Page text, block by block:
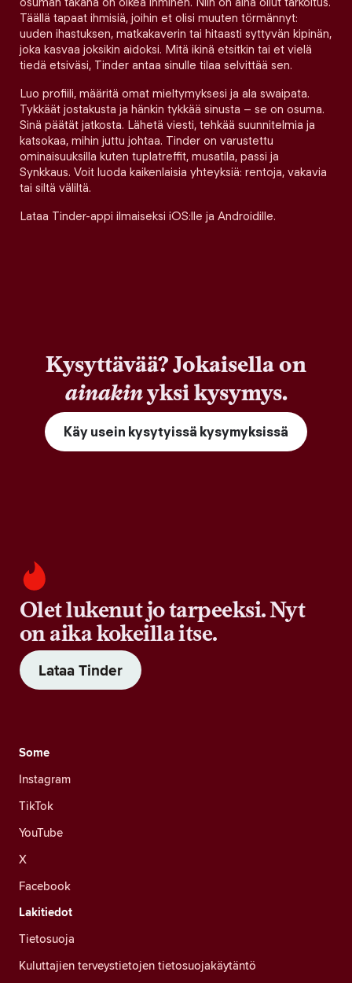
Täällä tapaat ihmisiä, joihin et olisi muuten törmännyt:
uuden ihastuksen, matkakaverin tai hitaasti syttyvän kipinän,
joka kasvaa joksikin aidoksi. Mitä ikinä etsitkin tai et vielä
tiedä etsiväsi, Tinder antaa sinulle tilaa selvittää sen.
Luo profiili, määritä omat mieltymyksesi ja ala swaipata.
Tykkäät jostakusta ja hänkin tykkää sinusta – se on osuma.
Sinä päätät jatkosta. Lähetä viesti, tehkää suunnitelmia ja
katsokaa, mihin juttu johtaa. Tinder on varustettu
ominaisuuksilla kuten tuplatreffit, musatila, passi ja
Synkkaus. Voit luoda kaikenlaisia yhteyksiä: rentoja, vakavia
tai siltä väliltä.
Lataa Tinder-appi ilmaiseksi iOS:lle ja Androidille.
Kysyttävää? Jokaisella on
ainakinyksi kysymys.
Käy usein kysytyissä kysymyksissä
Olet lukenut jo tarpeeksi. Nyt
on aika kokeilla itse.
Lataa Tinder
Some
Instagram
TikTok
YouTube
X
Facebook
Lakitiedot
Tietosuoja
Kuluttajien terveystietojen tietosuojakäytäntö